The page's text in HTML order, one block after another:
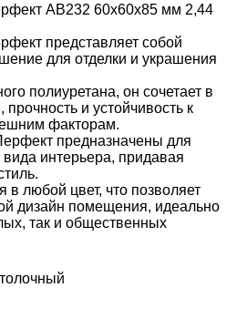
AB232 60х60х85 мм 2,44
представляет собой
для отделки и украшения
полиуретана, он сочетает в
прочность и устойчивость к
факторам.
предназначены для
интерьера, придавая
любой цвет, что позволяет
дизайн помещения, идеально
так и общественных